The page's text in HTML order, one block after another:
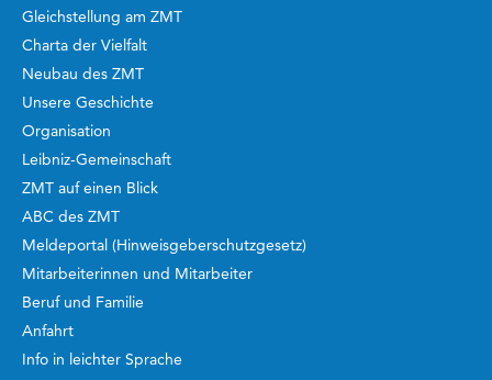
Gleichstellung am ZMT
Charta der Vielfalt
Neubau des ZMT
Unsere Geschichte
Organisation
Leibniz-Gemeinschaft
ZMT auf einen Blick
ABC des ZMT
Meldeportal (Hinweisgeberschutzgesetz)
Mitarbeiterinnen und Mitarbeiter
Beruf und Familie
Anfahrt
Info in leichter Sprache